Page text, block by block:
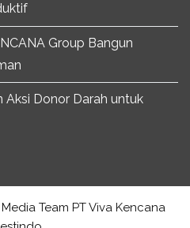
Group Bangun
Aksi Donor Darah untuk
Team PT Viva Kencana